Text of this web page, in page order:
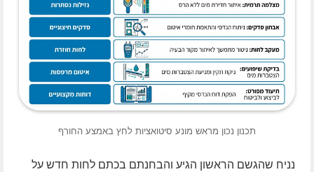
תכנון נכון מראש מונע סיטואציות לחץ באמצע החורף
נניח שהגשם הראשון הגיע והבחנתם בכתם לחות חדש על